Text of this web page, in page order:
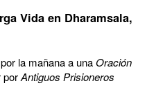
Vida en Dharamsala,
la mañana a unaOración
porAntiguos Prisioneros